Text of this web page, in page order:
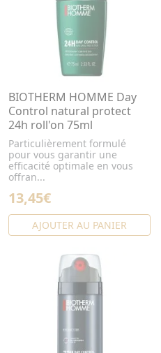
BIOTHERM HOMME Day
Control natural protect
24h roll'on 75ml
Particulièrement formulé
pour vous garantir une
efficacité optimale en vous
offran...
13,45€
AJOUTER AU PANIER